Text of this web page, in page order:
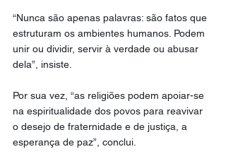
“Nunca são apenas palavras: são fatos que
estruturam os ambientes humanos. Podem
unir ou dividir, servir à verdade ou abusar
dela”, insiste.
Por sua vez, “as religiões podem apoiar-se
na espiritualidade dos povos para reavivar
o desejo de fraternidade e de justiça, a
esperança de paz”, conclui.